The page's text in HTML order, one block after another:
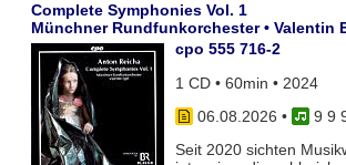
Complete Symphonies Vol. 1
Münchner Rundfunkorchester • Valentin
cpo 555 716-2
1 CD • 60min • 2024
06.08.2026 •
9 9
Seit 2020 sichten